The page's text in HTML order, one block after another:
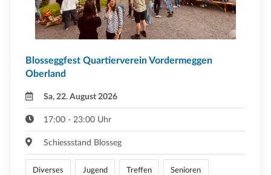
Blosseggfest Quartierverein Vordermeggen
Oberland
Sa, 22. August 2026
17:00 - 23:00 Uhr
Schiessstand Blosseg
Diverses Jugend Treffen Senioren